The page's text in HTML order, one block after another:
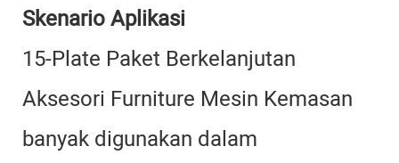
Skenario Aplikasi
15-Plate Paket Berkelanjutan
Aksesori Furniture Mesin Kemasan
banyak digunakan dalam